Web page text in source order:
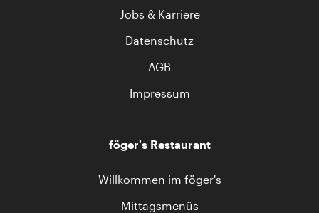
Jobs & Karriere
Datenschutz
AGB
Impressum
föger's Restaurant
Willkommen im föger's
Mittagsmenüs